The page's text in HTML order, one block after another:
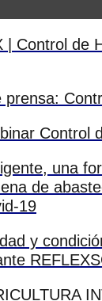
| Control de
prensa:
Control
una
de
19
y